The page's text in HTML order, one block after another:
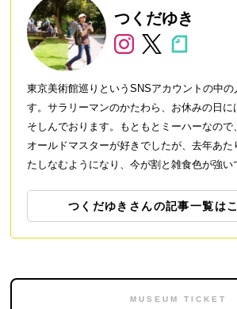
つくだゆき
東京美術館巡りというSNSアカウントの中の
す。サラリーマンのかたわら、お休みの日
そしんでおります。もともとミーハーなので
オールドマスターが好きでしたが、去年あた
たしなむようになり、今が割と雑食色が強い
つくだゆきさんの記事一覧は
MUSEUM TICKET